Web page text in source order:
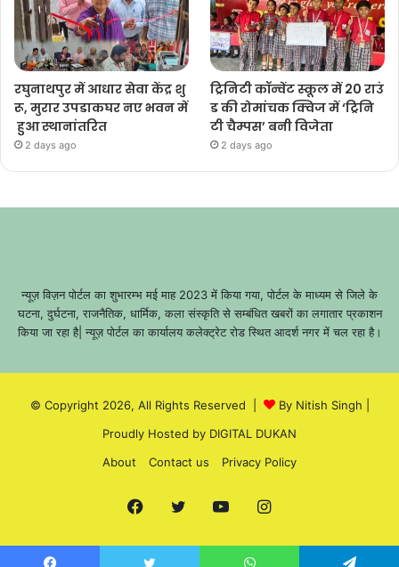
रघुनाथपुर में आधार सेवा केंद्र शु
रू, मुरार उपडाकघर नए भवन में
हुआ स्थानांतरित
2 days ago
ट्रिनिटी कॉन्वेंट स्कूल में 20 राउं
ड की रोमांचक क्विज में ‘ट्रिनि
टी चैम्पस’ बनी विजेता
2 days ago
न्यूज़ विज़न पोर्टल का शुभारम्भ मई माह 2023 में किया गया, पोर्टल के माध्यम से जिले के
घटना, दुर्घटना, राजनैतिक, धार्मिक, कला संस्कृति से सम्बंधित खबरों का लगातार प्रकाशन
किया जा रहा है| न्यूज़ पोर्टल का कार्यालय कलेक्ट्रेट रोड स्थित आदर्श नगर में चल रहा है।
© Copyright 2026, All Rights Reserved | By Nitish Singh
Proudly Hosted by DIGITAL DUKAN
About
Contact us Privacy Policy
Facebook
Twitter YouTubeInstagram